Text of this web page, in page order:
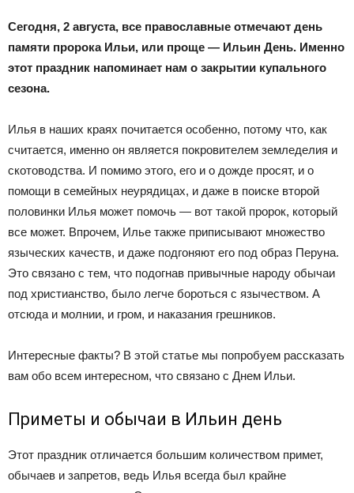
Сегодня, 2 августа, все православные отмечают день
памяти пророка Ильи, или проще — Ильин День. Именно
этот праздник напоминает нам о закрытии купального
сезона.
Илья в наших краях почитается особенно, потому что, как
считается, именно он является покровителем земледелия и
скотоводства. И помимо этого, его и о дожде просят, и о
помощи в семейных неурядицах, и даже в поиске второй
половинки Илья может помочь — вот такой пророк, который
все может. Впрочем, Илье также приписывают множество
языческих качеств, и даже подгоняют его под образ Перуна.
Это связано с тем, что подогнав привычные народу обычаи
под христианство, было легче бороться с язычеством. А
отсюда и молнии, и гром, и наказания грешников.
Интересные факты? В этой статье мы попробуем рассказать
вам обо всем интересном, что связано с Днем Ильи.
Приметы и обычаи в Ильин день
Этот праздник отличается большим количеством примет,
обычаев и запретов, ведь Илья всегда был крайне